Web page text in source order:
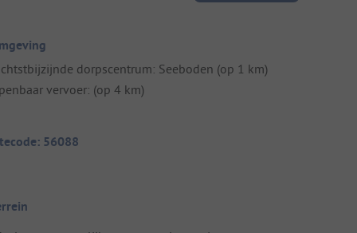
dorpscentrum: Seeboden (op 1 km)
vervoer: (op 4 km)
56088